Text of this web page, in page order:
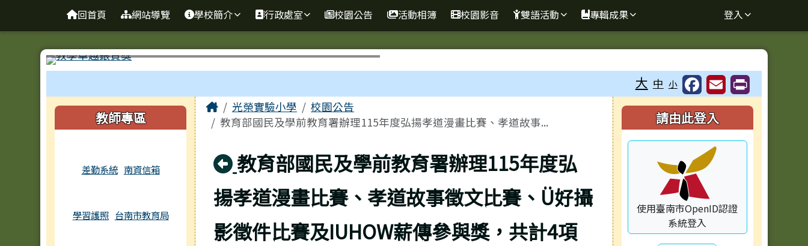
台南市光榮實驗小學
回首頁 網站導覽 學校簡介 行政處室 校園公告 活動相簿 校園影音 雙語活動 專輯成果 登入
⏸
大 中 小
左邊區域內容
教師專區
差勤系統 南資信箱
學習護照 台南市教育局
主內容區域
Home光榮實驗小學
校園公告
教育部國民及學前教育署辦理115年度弘揚孝道漫畫比賽、孝道故事...
回上頁
教育部國民及學前教育署辦理115年度弘
揚孝道漫畫比賽、孝道故事徵文比賽、Ü好攝
影徵件比賽及IUHOW薪傳參與獎，共計4項
右邊區域內容
請由此登入
使用臺南市OpenID認證
系統登入
頁尾區域